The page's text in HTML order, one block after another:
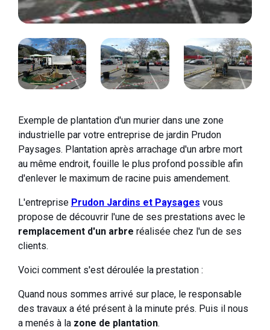
Exemple de plantation d'un murier dans une zone
industrielle par votre entreprise de jardin Prudon
Paysages. Plantation après arrachage d'un arbre mort
au même endroit, fouille le plus profond possible afin
d'enlever le maximum de racine puis amendement.
L'entreprise Prudon Jardins et Paysages vous
propose de découvrir l'une de ses prestations avec le
remplacement d'un arbre réalisée chez l'un de ses
clients.
Voici comment s'est déroulée la prestation :
Quand nous sommes arrivé sur place, le responsable
des travaux a été présent à la minute prés. Puis il nous
a menés à la zone de plantation.